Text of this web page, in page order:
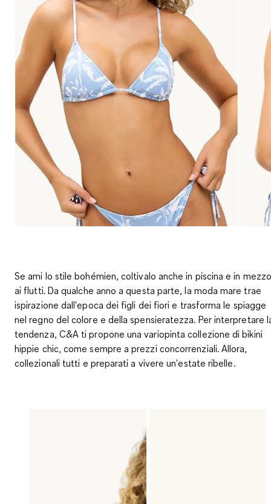
Se ami lo stile bohémien, coltivalo anche in piscina e in
ai flutti. Da qualche anno a questa parte, la moda mare trae
ispirazione dall'epoca dei figli dei fiori e trasforma le spiagge
nel regno del colore e della spensieratezza. Per interpretare
tendenza, C&A ti propone una variopinta collezione di bikini
hippie chic, come sempre a prezzi concorrenziali. Allora,
collezionali tutti e preparati a vivere un'estate ribelle.